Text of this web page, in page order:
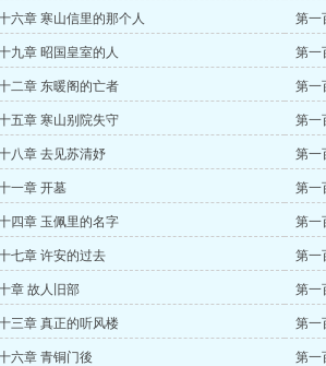
六章 寒山信里的那个人 第一
九章 昭国皇室的人 第一
二章 东暖阁的亡者 第一
五章 寒山别院失守 第一
八章 去见苏清妤 第一
一章 开墓 第一
四章 玉佩里的名字 第一
七章 许安的过去 第一
章 故人旧部 第一
三章 真正的听风楼 第一
六章 青铜门後 第一